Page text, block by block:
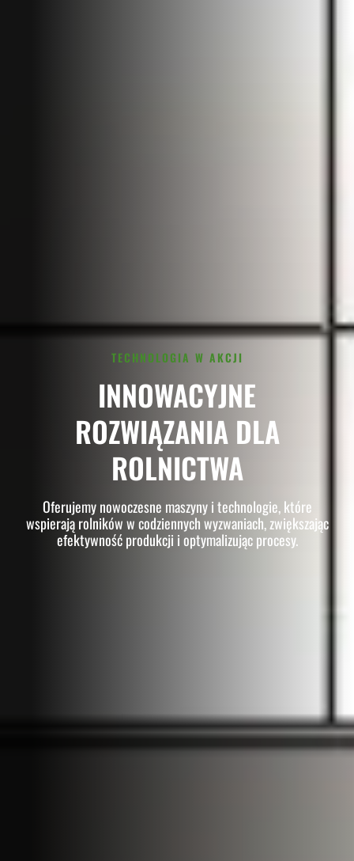
TECHNOLOGIA W AKCJI
INNOWACYJNE
ROZWIĄZANIA DLA
ROLNICTWA
Oferujemy nowoczesne maszyny i technologie, które
wspierają rolników w codziennych wyzwaniach, zwiększając
efektywność produkcji i optymalizując procesy.